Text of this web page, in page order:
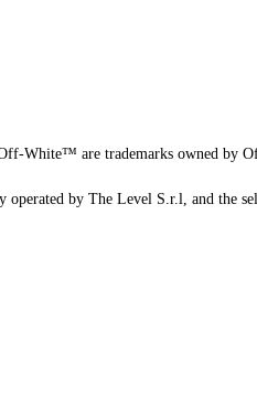
White™ are trademarks owned by
operated by The Level S.r.l, and the